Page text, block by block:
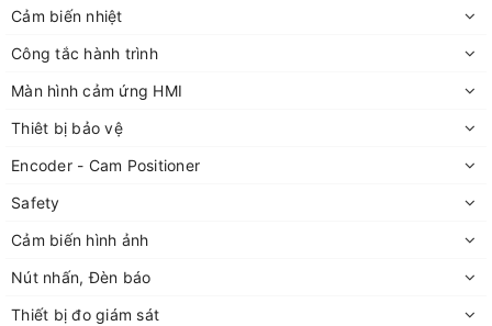
Cảm biến nhiệt
Công tắc hành trình
Màn hình cảm ứng HMI
Thiêt bị bảo vệ
Encoder - Cam Positioner
Safety
Cảm biến hình ảnh
Nút nhấn, Đèn báo
Thiết bị đo giám sát